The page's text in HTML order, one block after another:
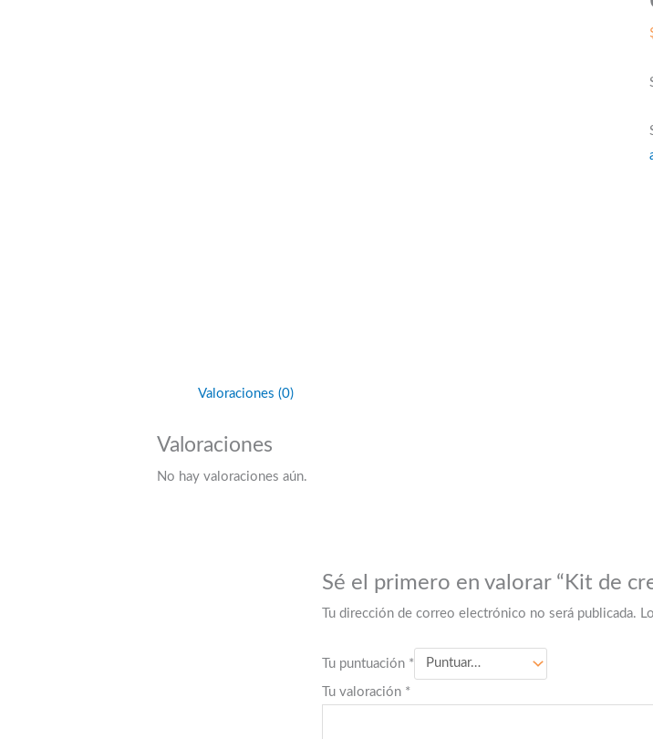
Valoraciones (0)
Valoraciones
No hay valoraciones aún.
Sé el primero en valorar “Kit de
Tu dirección de correo electrónico no será publicada.
Tu puntuación *
Tu valoración *